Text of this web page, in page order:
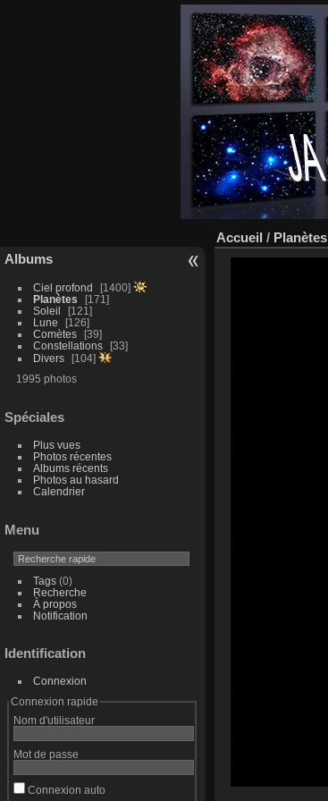
Albums
Ciel profond
1400
Planètes
171
Soleil
121
Lune
126
Comètes
39
Constellations
33
Divers
104
1995 photos
Spéciales
Plus vues
Photos récentes
Albums récents
Photos au hasard
Calendrier
Menu
Tags(0)
Recherche
À propos
Notification
Identification
Connexion
Connexion rapide
Nom d'utilisateur
Mot de passe
Connexion auto
Accueil / Planètes